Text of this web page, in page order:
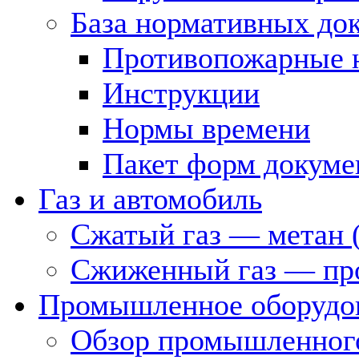
База нормативных
Противопожарные
Инструкции
Нормы времени
Пакет форм
Газ и автомобиль
Сжатый газ — метан
Сжиженный газ —
Промышленное
Обзор